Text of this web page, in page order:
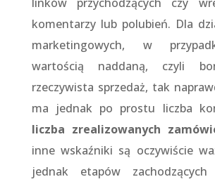
komentarzy lub polubień. Dla
marketingowych, w
wartością naddaną, czyli
rzeczywista sprzedaż, tak
ma jednak po prostu liczba
liczba zrealizowanych
inne wskaźniki są oczywiście
jednak etapów